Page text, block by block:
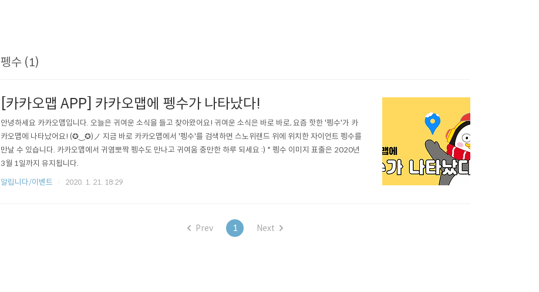
펭수 (1)
[카카오맵 APP] 카카오맵에 펭수가 나타났다!
안녕하세요 카카오맵입니다. 오늘은 귀여운 소식을 들고 찾아왔어요! 귀여운 소식은 바로 바로, 요즘 핫한 '펭수'가 카
카오맵에 나타났어요! (✪‿✪)ノ 지금 바로 카카오맵에서 '펭수'를 검색하면 스노위랜드 위에 위치한 자이언트 펭수를
만날 수 있습니다. 카카오맵에서 귀염뽀짝 펭수도 만나고 귀여움 충만한 하루 되세요 :) * 펭수 이미지 표출은 2020년
3월 1일까지 유지됩니다.
알립니다/이벤트
2020. 1. 21. 18:29
Prev 1 Next